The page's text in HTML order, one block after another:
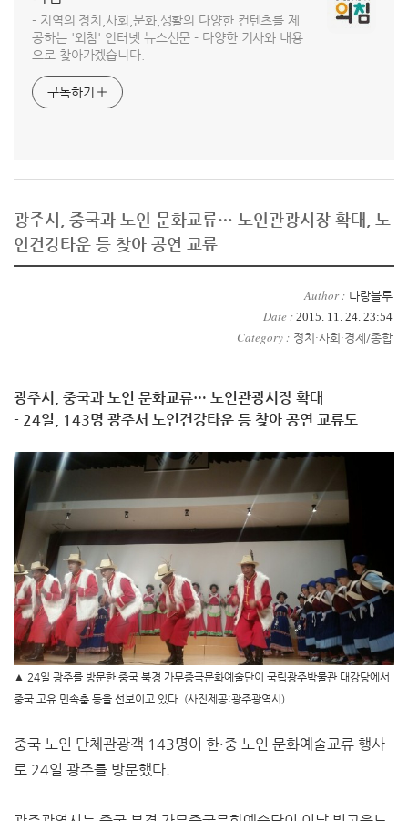
- 지역의 정치,사회,문화,생활의 다양한 컨텐츠를 제
공하는 '외침' 인터넷 뉴스신문 - 다양한 기사와 내용
으로 찾아가겠습니다.
구독하기
광주시, 중국과 노인 문화교류… 노인관광시장 확대, 노
인건강타운 등 찾아 공연 교류
Author : 나랑블루
Date : 2015. 11. 24. 23:54
Category : 정치·사회·경제/종합
광주시, 중국과 노인 문화교류… 노인관광시장 확대
- 24일, 143명 광주서 노인건강타운 등 찾아 공연 교류도
▲ 24일 광주를 방문한 중국 북경 가무중국문화예술단이 국립광주박물관 대강당에서
중국 고유 민속춤 등을 선보이고 있다. (사진제공:광주광역시)
중국 노인 단체관광객 143명이 한·중 노인 문화예술교류 행사
로 24일 광주를 방문했다.